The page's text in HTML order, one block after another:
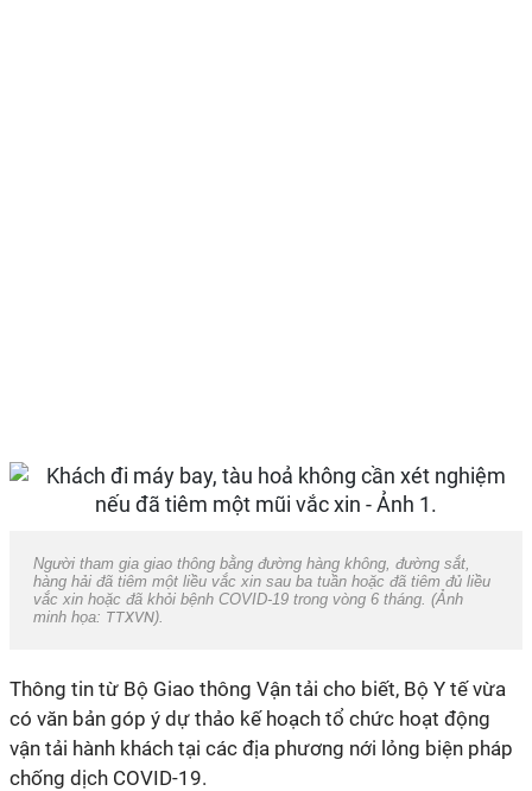
Người tham gia giao thông bằng đường hàng không, đường sắt,
hàng hải đã tiêm một liều vắc xin sau ba tuần hoặc đã tiêm đủ liều
vắc xin hoặc đã khỏi bệnh COVID-19 trong vòng 6 tháng. (Ảnh
minh họa: TTXVN).
Thông tin từ Bộ Giao thông Vận tải cho biết, Bộ Y tế vừa
có văn bản góp ý dự thảo kế hoạch tổ chức hoạt động
vận tải hành khách tại các địa phương nới lỏng biện pháp
chống dịch COVID-19.